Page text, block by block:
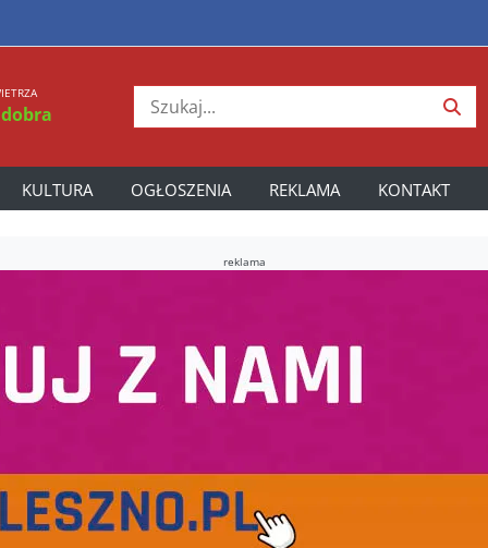
KULTURA OGŁOSZENIA REKLAMA KONTAKT
reklama